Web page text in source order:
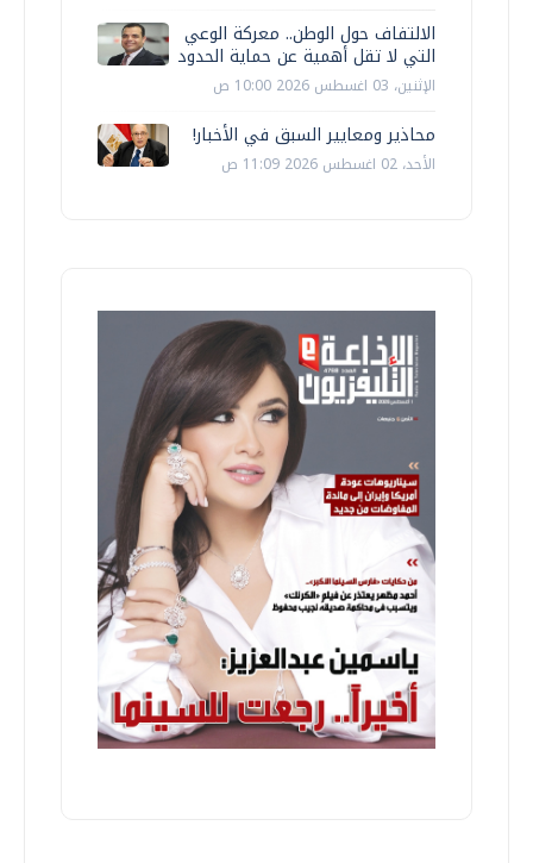
الالتفاف حول الوطن.. معركة الوعي
التي لا تقل أهمية عن حماية الحدود
الإثنين، 03 اغسطس 2026 10:00 ص
محاذير ومعايير السبق في الأخبار!
الأحد، 02 اغسطس 2026 11:09 ص